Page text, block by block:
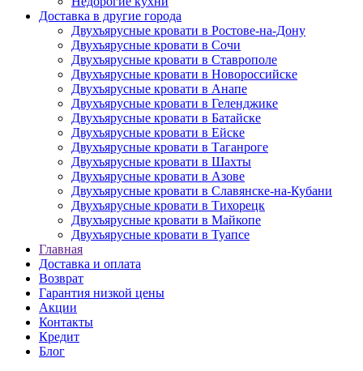
Доставка в другие города
Двухъярусные кровати в Ростове-на-Дону
Двухъярусные кровати в Сочи
Двухъярусные кровати в Ставрополе
Двухъярусные кровати в Новороссийске
Двухъярусные кровати в Анапе
Двухъярусные кровати в Геленджике
Двухъярусные кровати в Батайске
Двухъярусные кровати в Ейске
Двухъярусные кровати в Таганроге
Двухъярусные кровати в Шахты
Двухъярусные кровати в Азове
Двухъярусные кровати в Славянске-на-Кубани
Двухъярусные кровати в Тихорецк
Двухъярусные кровати в Майкопе
Двухъярусные кровати в Туапсе
Главная
Доставка и оплата
Возврат
Гарантия низкой цены
Акции
Контакты
Кредит
Блог